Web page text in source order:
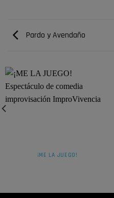
Pardo y Avendaño
¡ME LA JUEGO!